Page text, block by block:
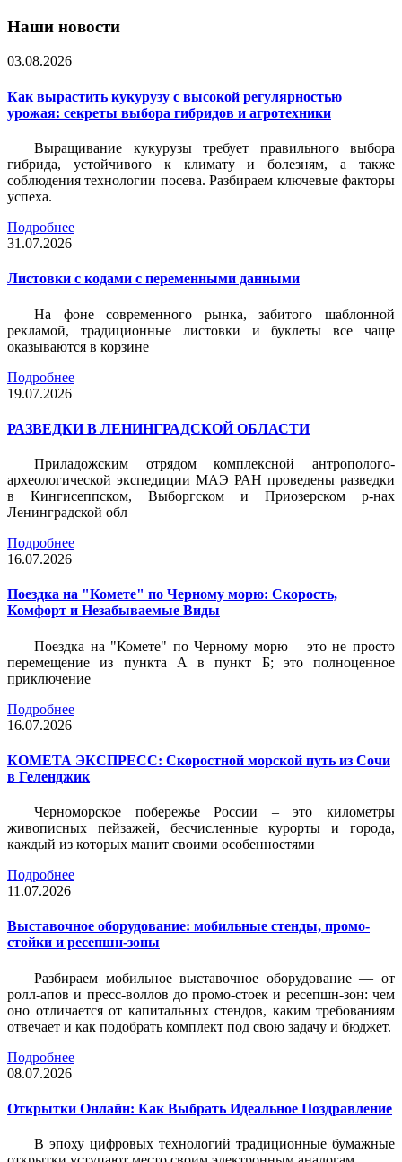
Наши новости
03.08.2026
Как вырастить кукурузу с высокой регулярностью
урожая: секреты выбора гибридов и агротехники
Выращивание кукурузы требует правильного выбора
гибрида, устойчивого к климату и болезням, а также
соблюдения технологии посева. Разбираем ключевые факторы
успеха.
Подробнее
31.07.2026
Листовки c кодами с переменными данными
На фоне современного рынка, забитого шаблонной
рекламой, традиционные листовки и буклеты все чаще
оказываются в корзине
Подробнее
19.07.2026
РАЗВЕДКИ В ЛЕНИНГРАДСКОЙ ОБЛАСТИ
Приладожским отрядом комплексной антрополого-
археологической экспедиции МАЭ РАН проведены разведки
в Кингисеппском, Выборгском и Приозерском р-нах
Ленинградской обл
Подробнее
16.07.2026
Поездка на "Комете" по Черному морю: Скорость,
Комфорт и Незабываемые Виды
Поездка на "Комете" по Черному морю – это не просто
перемещение из пункта А в пункт Б; это полноценное
приключение
Подробнее
16.07.2026
КОМЕТА ЭКСПРЕСС: Скоростной морской путь из Сочи
в Геленджик
Черноморское побережье России – это километры
живописных пейзажей, бесчисленные курорты и города,
каждый из которых манит своими особенностями
Подробнее
11.07.2026
Выставочное оборудование: мобильные стенды, промо-
стойки и ресепшн-зоны
Разбираем мобильное выставочное оборудование — от
ролл-апов и пресс-воллов до промо-стоек и ресепшн-зон: чем
оно отличается от капитальных стендов, каким требованиям
отвечает и как подобрать комплект под свою задачу и бюджет.
Подробнее
08.07.2026
Открытки Онлайн: Как Выбрать Идеальное Поздравление
В эпоху цифровых технологий традиционные бумажные